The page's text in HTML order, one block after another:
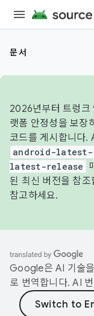
문서
2026년부터 트렁크
랫폼 안정성을 보장
코드를 게시합니다.
android-latest-
latest-release
된 최신 버전을 참
참고하세요.
Google은 AI 기술
로 번역합니다. AI